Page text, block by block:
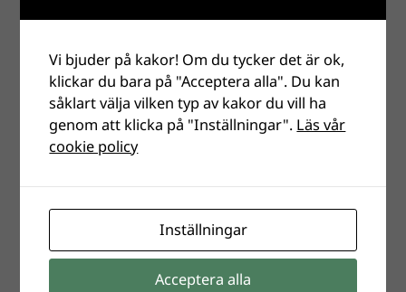
Vi bjuder på kakor! Om du tycker det är ok,
klickar du bara på "Acceptera alla". Du kan
såklart välja vilken typ av kakor du vill ha
genom att klicka på "Inställningar". Läs vår
cookie policy
Inställningar
Acceptera alla